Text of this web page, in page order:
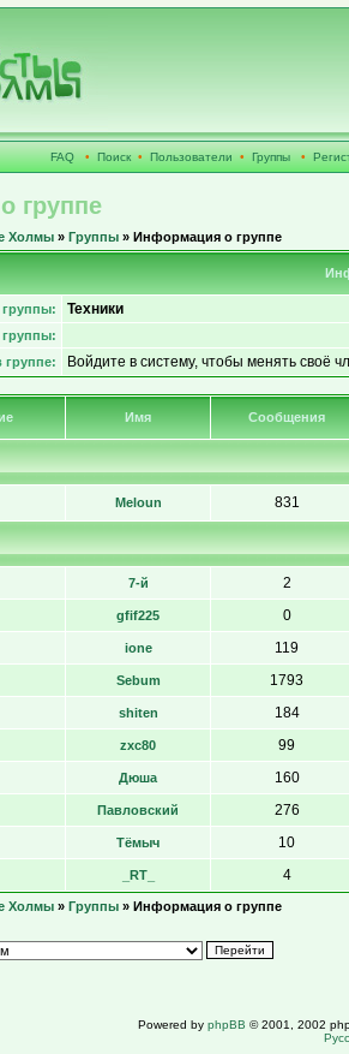
FAQ • Поиск • Пользователи • Группы •
группе
Холмы » Группы » Информация о группе
группы: Техники
группе:
Войдите в систему, чтобы менять своё
Имя Сообщения
Meloun 831
7-й 2
gfif225 0
ione 119
Sebum 1793
shiten 184
zxc80 99
Дюша 160
Павловский 276
Тёмыч 10
_RT_ 4
Холмы » Группы » Информация о группе
Powered by phpBB © 2001, 2002